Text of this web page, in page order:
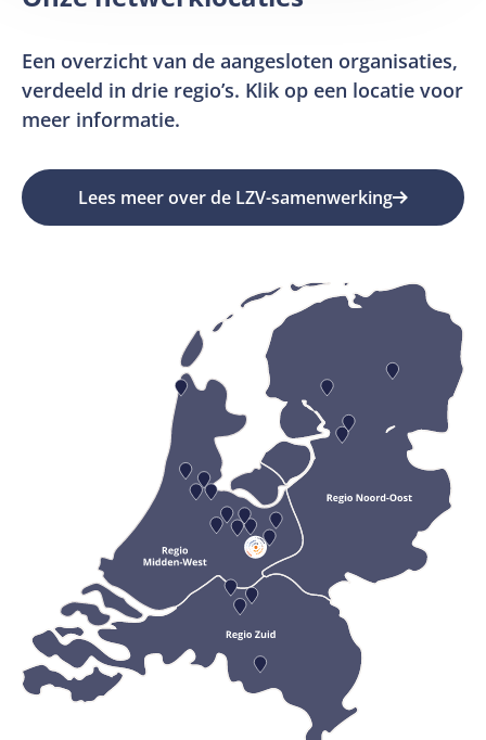
Een overzicht van de aangesloten organisaties,
verdeeld in drie regio’s. Klik op een locatie voor
meer informatie.
Lees meer over de LZV-samenwerking